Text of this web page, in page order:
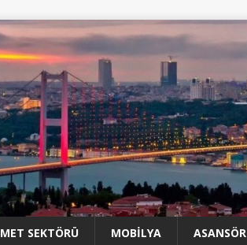
SEKTÖRÜ MOBILYA ASANSÖR